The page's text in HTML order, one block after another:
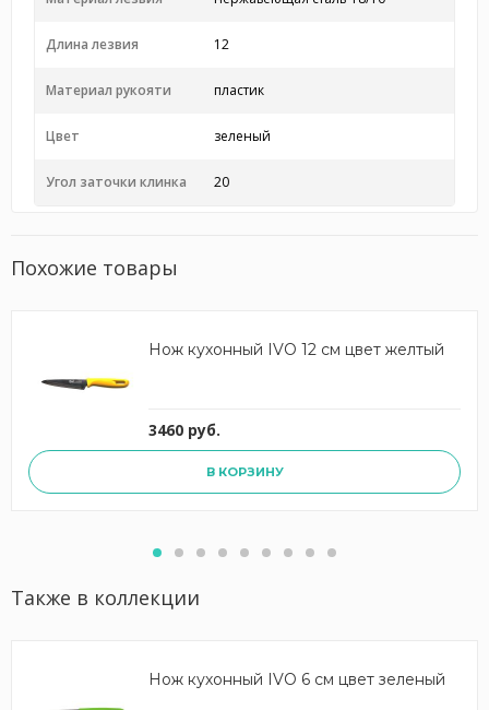
Длина лезвия 12
Материал рукояти пластик
Цвет зеленый
Угол заточки клинка 20
Похожие товары
Нож кухонный IVO 12 см цвет желтый
3460 руб.
В КОРЗИНУ
Также в коллекции
Нож кухонный IVO 6 см цвет зеленый